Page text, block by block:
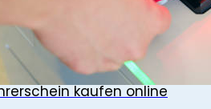
führerschein kaufen
Führerschein kaufen
führerschein kaufen
kaufen online